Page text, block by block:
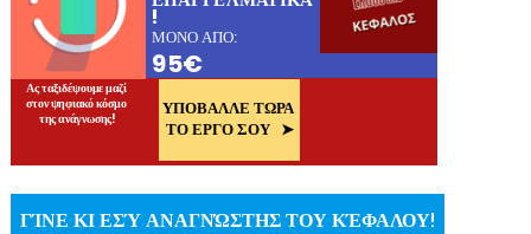
ΓΊΝΕ ΚΙ ΕΣΎ ΑΝΑΓΝΏΣΤΗΣ ΤΟΥ ΚΈΦΑΛΟΥ!